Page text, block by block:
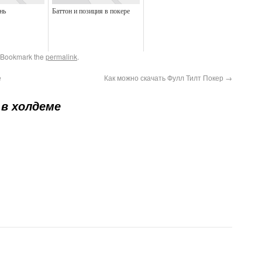
Баттон и позиция в покере
the permalink.
Как можно скачать Фулл Тилт Покер →
холдеме